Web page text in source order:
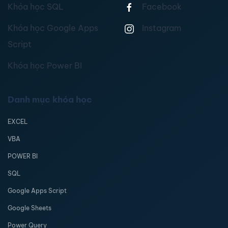
Khóa học SQL
Khóa học Google Apps
Script
Khóa học Power BI
Facebook
Instagram
Danh mục khóa học
EXCEL
VBA
POWER BI
SQL
Google Apps Script
Google Sheets
Power Query